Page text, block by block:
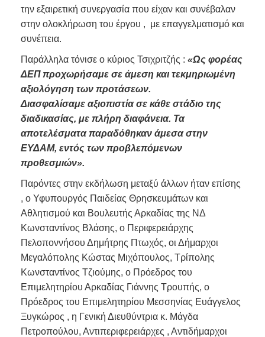
την εξαιρετική συνεργασία που είχαν και συνέβαλαν
στην ολοκλήρωση του έργου , με επαγγελματισμό και
συνέπεια.
Παράλληλα τόνισε ο κύριος Τσιχριτζής : «Ως φορέας
ΔΕΠ προχωρήσαμε σε άμεση και τεκμηριωμένη
αξιολόγηση των προτάσεων.
Διασφαλίσαμε αξιοπιστία σε κάθε στάδιο της
διαδικασίας, με πλήρη διαφάνεια. Τα
αποτελέσματα παραδόθηκαν άμεσα στην
ΕΥΔΑΜ, εντός των προβλεπόμενων
προθεσμιών».
Παρόντες στην εκδήλωση μεταξύ άλλων ήταν επίσης
, ο Υφυπουργός Παιδείας Θρησκευμάτων και
Αθλητισμού και Βουλευτής Αρκαδίας της ΝΔ
Κωνσταντίνος Βλάσης, ο Περιφερειάρχης
Πελοποννήσου Δημήτρης Πτωχός, οι Δήμαρχοι
Μεγαλόπολης Κώστας Μιχόπουλος, Τρίπολης
Κωνσταντίνος Τζιούμης, ο Πρόεδρος του
Επιμελητηρίου Αρκαδίας Γιάννης Τρουπής, ο
Πρόεδρος του Επιμελητηρίου Μεσσηνίας Ευάγγελος
Ξυγκώρος , η Γενική Διευθύντρια κ. Μάγδα
Πετροπούλου, Αντιπεριφερειάρχες , Αντιδήμαρχοι